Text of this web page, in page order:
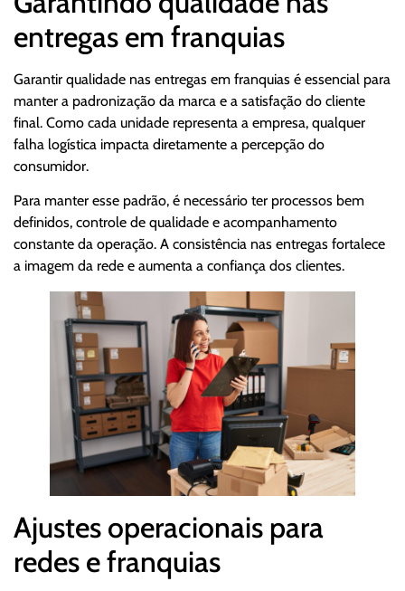
entregas em franquias
Garantir qualidade nas entregas em franquias é essencial para
manter a padronização da marca e a satisfação do cliente
final. Como cada unidade representa a empresa, qualquer
falha logística impacta diretamente a percepção do
consumidor.
Para manter esse padrão, é necessário ter processos bem
definidos, controle de qualidade e acompanhamento
constante da operação. A consistência nas entregas fortalece
a imagem da rede e aumenta a confiança dos clientes.
Ajustes operacionais para
redes e franquias